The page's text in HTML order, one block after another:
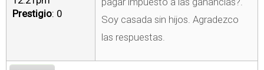
Prestigio: 0
Soy casada sin hijos. Agradezco
las respuestas.